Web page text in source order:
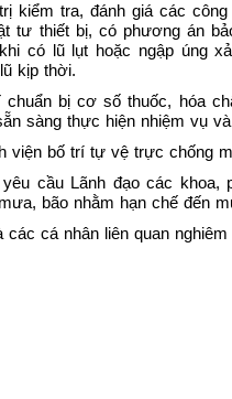
kiểm tra, đánh giá các
tư thiết bị, có phương án
có lũ lụt hoặc ngập úng
kịp thời.
chuẩn bị cơ số thuốc, hóa
sàng thực hiện nhiệm vụ
viện bố trí tự vệ trực chống
cầu Lãnh đạo các khoa,
bão nhằm hạn chế đến
cá nhân liên quan